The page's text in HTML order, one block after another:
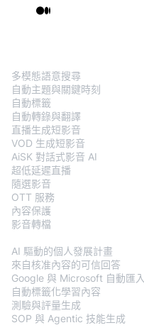
多模態語意搜尋
自動主題與關鍵時刻
自動標籤
自動轉錄與翻譯
直播生成短影音
VOD 生成短影音
AiSK 對話式影音 AI
超低延遲直播
隨選影音
OTT 服務
內容保護
影音轉檔
AI 驅動的個人發展計畫
來自核准內容的可信回答
Google 與 Microsoft 自動匯入
自動標籤化學習內容
測驗與評量生成
SOP 與 Agentic 技能生成